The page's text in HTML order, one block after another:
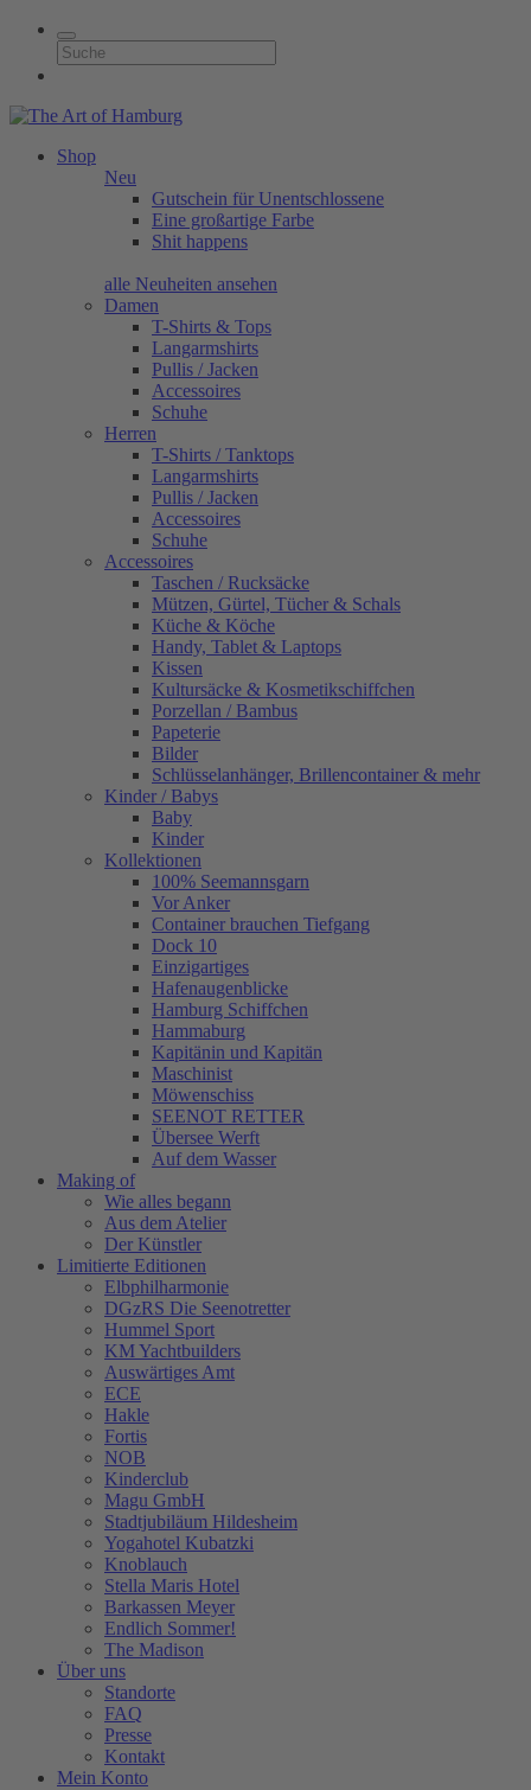
Shop
Neu
Gutschein für Unentschlossene
Eine großartige Farbe
Shit happens
alle Neuheiten ansehen
Damen
T-Shirts & Tops
Langarmshirts
Pullis / Jacken
Accessoires
Schuhe
Herren
T-Shirts / Tanktops
Langarmshirts
Pullis / Jacken
Accessoires
Schuhe
Accessoires
Taschen / Rucksäcke
Mützen, Gürtel, Tücher & Schals
Küche & Köche
Handy, Tablet & Laptops
Kissen
Kultursäcke & Kosmetikschiffchen
Porzellan / Bambus
Papeterie
Bilder
Schlüsselanhänger, Brillencontainer & mehr
Kinder / Babys
Baby
Kinder
Kollektionen
100% Seemannsgarn
Vor Anker
Container brauchen Tiefgang
Dock 10
Einzigartiges
Hafenaugen­blicke
Hamburg Schiffchen
Hammaburg
Kapitänin und Kapitän
Maschinist
Möwenschiss
SEENOT RETTER
Übersee Werft
Auf dem Wasser
Making of
Wie alles begann
Aus dem Atelier
Der Künstler
Limitierte Editionen
Elbphilharmonie
DGzRS Die Seenotretter
Hummel Sport
KM Yachtbuilders
Auswärtiges Amt
ECE
Hakle
Fortis
NOB
Kinderclub
Magu GmbH
Stadtjubiläum Hildesheim
Yogahotel Kubatzki
Knoblauch
Stella Maris Hotel
Barkassen Meyer
Endlich Sommer!
The Madison
Über uns
Standorte
FAQ
Presse
Kontakt
Mein Konto